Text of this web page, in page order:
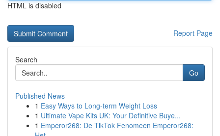
HTML is disabled
Report Page
Search
Go
Published News
1 Easy Ways to Long-term Weight Loss
1 Ultimate Vape Kits UK: Your Definitive Buye...
1 Emperor268: De TikTok Fenomeen Emperor268: